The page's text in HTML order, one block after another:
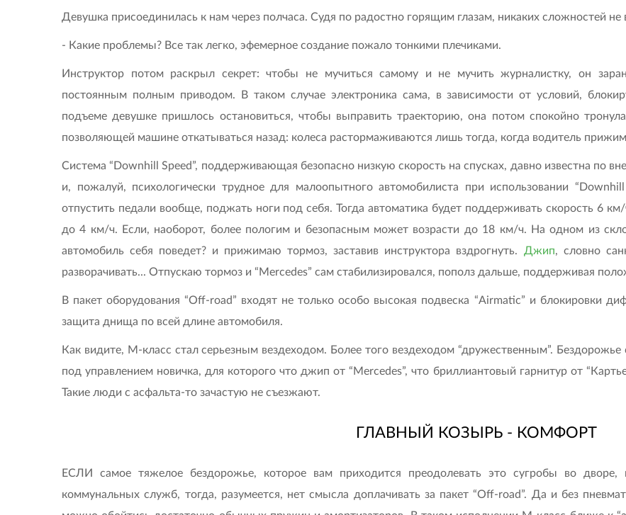
Девушка присоединилась к нам через полчаса. Судя по радостно горящим глазам, никаких сложностей
- Какие проблемы? Все так легко, эфемерное создание пожало тонкими плечиками.
Инструктор потом раскрыл секрет: чтобы не мучиться самому и не мучить журналистку, он
постоянным полным приводом. В таком случае электроника сама, в зависимости от условий,
подъеме девушке пришлось остановиться, чтобы выправить траекторию, она потом спокойно
позволяющей машине откатываться назад: колеса растормаживаются лишь тогда, когда водитель
Система “Downhill Speed”, поддерживающая безопасно низкую скорость на спусках, давно известна по
и, пожалуй, психологически трудное для малоопытного автомобилиста при использовании
отпустить педали вообще, поджать ноги под себя. Тогда автоматика будет поддерживать скорость 6
до 4 км/ч. Если, наоборот, более пологим и безопасным может возрасти до 18 км/ч. На одном из
автомобиль себя поведет? и прижимаю тормоз, заставив инструктора вздрогнуть. Джип, словно
разворачивать... Отпускаю тормоз и “Mercedes” сам стабилизировался, пополз дальше, поддерживая
В пакет оборудования “Off-road” входят не только особо высокая подвеска “Airmatic” и блокировки
защита днища по всей длине автомобиля.
Как видите, М-класс стал серьезным вездеходом. Более того вездеходом “дружественным”.
под управлением новичка, для которого что джип от “Mercedes”, что бриллиантовый гарнитур от
Такие люди с асфальта-то зачастую не съезжают.
ГЛАВНЫЙ КОЗЫРЬ - КОМФОРТ
ЕСЛИ самое тяжелое бездорожье, которое вам приходится преодолевать это сугробы во дворе,
коммунальных служб, тогда, разумеется, нет смысла доплачивать за пакет “Off-road”. Да и без